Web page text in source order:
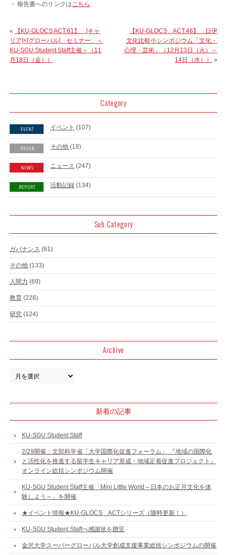
・ 報告書へのリンクはこちら
«
【KU-GLOCS ACT.61】 [キャ
リア]×[グローバル] セミナー ＜
KU-SGU Student Staff主催＞（11
月18日（金））
【KU-GLOCS ACT.46】 日伊
文化比較小シンポジウム「文化・
心理・芸術」（12月13日（火）～
14日（水））
»
Category
イベント (107)
その他 (18)
ニュース (247)
活動記録 (134)
Sub Category
ガバナンス (61)
その他 (133)
人間力 (69)
教育 (228)
研究 (124)
Archive
新着の記事
KU-SGU Student Staff
2/29開催：文部科学省「大学国際化促進フォーラム」 『地域の国際化
と活性化を推進する留学生キャリア形成・地域定着促進プロジェクト』
オンライン総括シンポジウム開催
KU-SGU Student Staff主催「Mini Little World～日本のお正月文化を体
験しよう～」を開催
★イベント情報★KU-GLOCS ACTシリーズ（随時更新！）
KU-SGU Student Staffへ感謝状を贈呈
金沢大学スーパーグローバル大学創成支援事業総括シンポジウムの開催